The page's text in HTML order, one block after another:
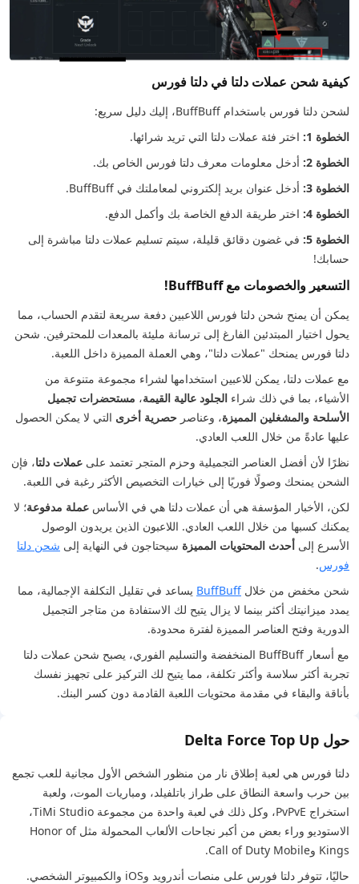
كيفية شحن عملات دلتا في دلتا فورس
لشحن دلتا فورس باستخدام BuffBuff، إليك دليل سريع:
الخطوة 1:
اختر فئة عملات دلتا التي تريد شرائها.
الخطوة 2:
أدخل معلومات معرف دلتا فورس الخاص بك.
الخطوة 3:
أدخل عنوان بريد إلكتروني لمعاملتك في BuffBuff.
الخطوة 4:
اختر طريقة الدفع الخاصة بك وأكمل الدفع.
الخطوة 5:
في غضون دقائق قليلة، سيتم تسليم عملات دلتا مباشرة إلى
حسابك!
التسعير والخصومات مع BuffBuff!
يمكن أن يمنح شحن دلتا فورس اللاعبين دفعة سريعة لتقدم الحساب، مما
يحول اختيار المبتدئين الفارغ إلى ترسانة مليئة بالمعدات للمحترفين. شحن
دلتا فورس يمنحك "عملات دلتا"، وهي العملة المميزة داخل اللعبة.
مع عملات دلتا، يمكن للاعبين استخدامها لشراء مجموعة متنوعة من
الأشياء، بما في ذلك شراء الجلود عالية القيمة، مستحضرات تجميل
الأسلحة والمشغلين المميزة، وعناصر حصرية أخرى التي لا يمكن الحصول
عليها عادةً من خلال اللعب العادي.
نظرًا لأن أفضل العناصر التجميلية وحزم المتجر تعتمد على عملات دلتا، فإن
الشحن يمنحك وصولًا فوريًا إلى خيارات التخصيص الأكثر رغبة في اللعبة.
لكن، الأخبار المؤسفة هي أن عملات دلتا هي في الأساس عملة مدفوعة؛ لا
يمكنك كسبها من خلال اللعب العادي. اللاعبون الذين يريدون الوصول
الأسرع إلى أحدث المحتويات المميزة سيحتاجون في النهاية إلى شحن دلتا
فورس.
شحن مخفض من خلال BuffBuff يساعد في تقليل التكلفة الإجمالية، مما
يمدد ميزانيتك أكثر بينما لا يزال يتيح لك الاستفادة من متاجر التجميل
الدورية وفتح العناصر المميزة لفترة محدودة.
مع أسعار BuffBuff المنخفضة والتسليم الفوري، يصبح شحن عملات دلتا
تجربة أكثر سلاسة وأكثر تكلفة، مما يتيح لك التركيز على تجهيز نفسك
بأناقة والبقاء في مقدمة محتويات اللعبة القادمة دون كسر البنك.
حول Delta Force Top Up
دلتا فورس هي لعبة إطلاق نار من منظور الشخص الأول مجانية للعب تجمع
بين حرب واسعة النطاق على طراز باتلفيلد، ومباريات الموت، ولعبة
استخراج PvPvE، وكل ذلك في لعبة واحدة من مجموعة TiMi Studio،
الاستوديو وراء بعض من أكبر نجاحات الألعاب المحمولة مثل Honor of
Kings وCall of Duty Mobile.
حاليًا، تتوفر دلتا فورس على منصات أندرويد وiOS والكمبيوتر الشخصي.